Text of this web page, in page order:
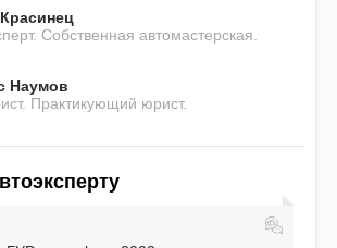
Собственная автомастерская.
Наумов
Практикующий юрист.